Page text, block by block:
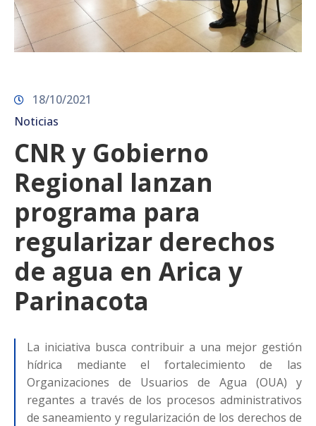
18/10/2021
Noticias
CNR y Gobierno
Regional lanzan
programa para
regularizar derechos
de agua en Arica y
Parinacota
La iniciativa busca contribuir a una mejor gestión
hídrica mediante el fortalecimiento de las
Organizaciones de Usuarios de Agua (OUA) y
regantes a través de los procesos administrativos
de saneamiento y regularización de los derechos de